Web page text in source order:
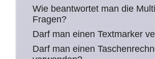
Wie beantwortet man die
Fragen?
Darf man einen Textmarker
Darf man einen